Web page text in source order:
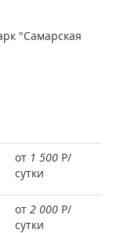
"Самарская
от 1 500 Р/
сутки
от 2 000 Р/
сутки